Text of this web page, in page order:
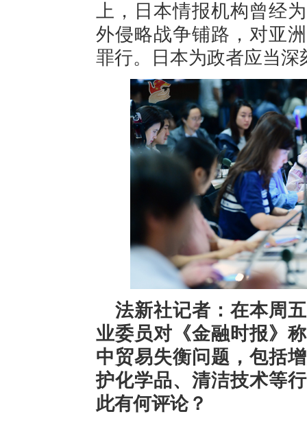
上，日本情报机构曾经
外侵略战争铺路，对亚
罪行。日本为政者应当
法新社记者：在本周
业委员对《金融时报》
中贸易失衡问题，包括
护化学品、清洁技术等
此有何评论？